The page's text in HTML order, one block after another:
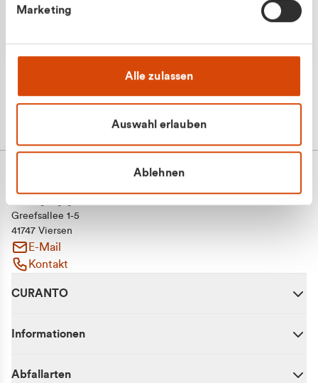
Marketing
Alle zulassen
Auswahl erlauben
Ablehnen
Greefsallee 1-5
41747 Viersen
E-Mail
Kontakt
CURANTO
Informationen
Abfallarten